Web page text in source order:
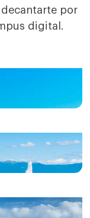
decantarte por
digital.